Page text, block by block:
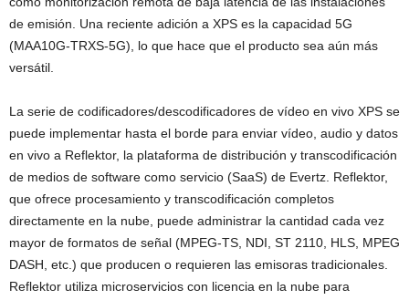
de emisión. Una reciente adición a XPS es la capacidad 5G
(MAA10G-TRXS-5G), lo que hace que el producto sea aún más
versátil.
La serie de codificadores/descodificadores de vídeo en vivo XPS se
puede implementar hasta el borde para enviar vídeo, audio y datos
en vivo a Reflektor, la plataforma de distribución y transcodificación
de medios de software como servicio (SaaS) de Evertz. Reflektor,
que ofrece procesamiento y transcodificación completos
directamente en la nube, puede administrar la cantidad cada vez
mayor de formatos de señal (MPEG-TS, NDI, ST 2110, HLS, MPEG
DASH, etc.) que producen o requieren las emisoras tradicionales.
Reflektor utiliza microservicios con licencia en la nube para